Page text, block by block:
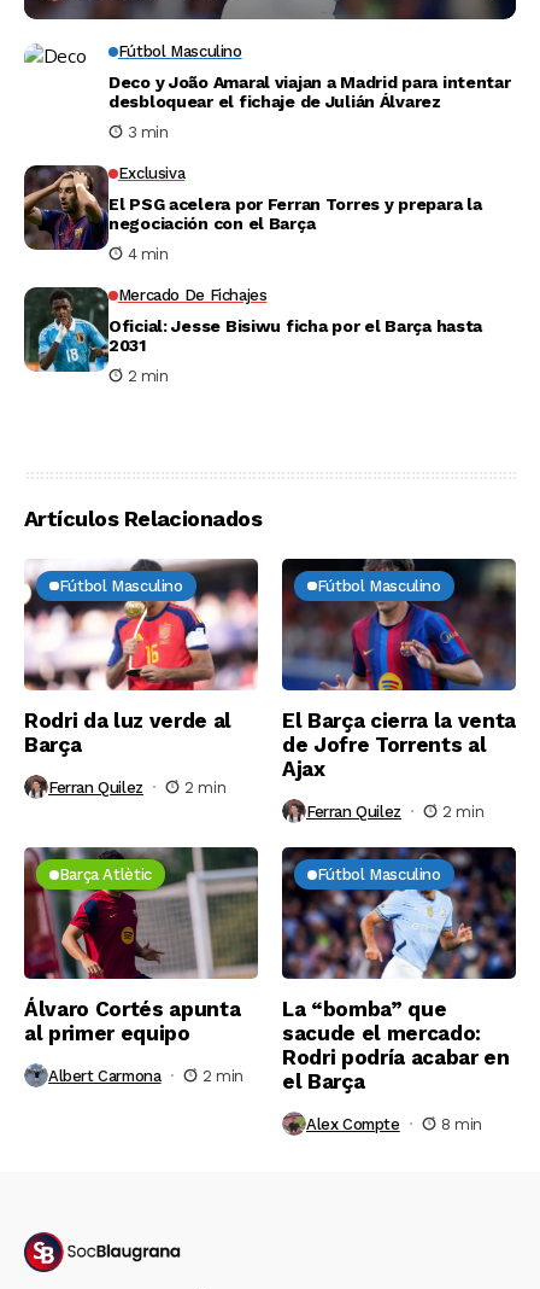
Fútbol Masculino
Deco y João Amaral viajan a Madrid para intentar
desbloquear el fichaje de Julián Álvarez
3 min
Exclusiva
El PSG acelera por Ferran Torres y prepara la
negociación con el Barça
4 min
Mercado De Fichajes
Oficial: Jesse Bisiwu ficha por el Barça hasta
2031
2 min
Artículos Relacionados
Fútbol Masculino
Rodri da luz verde al
Barça
Ferran Quilez 2 min
Fútbol Masculino
El Barça cierra la venta
de Jofre Torrents al
Ajax
Ferran Quilez 2 min
Barça Atlètic
Álvaro Cortés apunta
al primer equipo
Albert Carmona 2 min
Fútbol Masculino
La “bomba” que
sacude el mercado:
Rodri podría acabar en
el Barça
Alex Compte 8 min